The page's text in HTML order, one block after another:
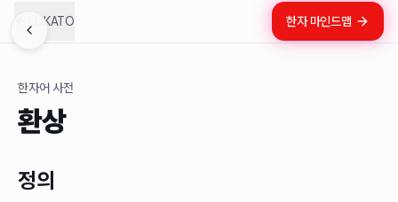
LUKATO 한자 마인드맵
한자어 사전
환상
정의